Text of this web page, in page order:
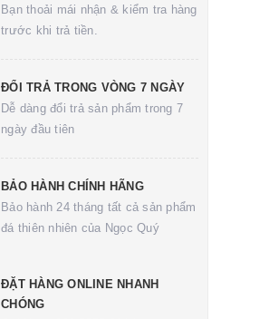
Bạn thoải mái nhận & kiểm tra hàng
trước khi trả tiền.
ĐỔI TRẢ TRONG VÒNG 7 NGÀY
Dễ dàng đổi trả sản phẩm trong 7
ngày đầu tiên
BẢO HÀNH CHÍNH HÃNG
Bảo hành 24 tháng tất cả sản phẩm
đá thiên nhiên của Ngọc Quý
ĐẶT HÀNG ONLINE NHANH
CHÓNG